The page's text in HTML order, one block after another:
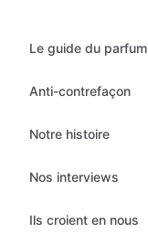
Le guide du parfum
Anti-contrefaçon
Notre histoire
Nos interviews
Ils croient en nous